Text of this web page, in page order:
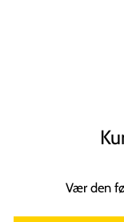
Vær den